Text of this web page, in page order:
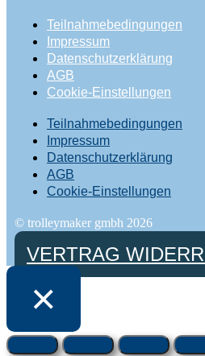
Teilnahmebedingungen
Impressum
Datenschutzerklärung
AGB
Cookie-Einstellungen
Teilnahmebedingungen
Impressum
Datenschutzerklärung
AGB
Cookie-Einstellungen
© trolleymaker gmbh 2026
VERTRAG
×